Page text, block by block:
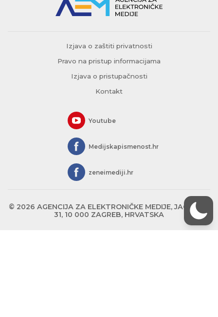
Izjava o zaštiti privatnosti
Pravo na pristup informacijama
Izjava o pristupačnosti
Kontakt
Youtube
Medijskapismenost.hr
zeneimediji.hr
© 2026 AGENCIJA ZA ELEKTRONIČKE MEDIJE, JAGIĆEVA
31, 10 000 ZAGREB, HRVATSKA